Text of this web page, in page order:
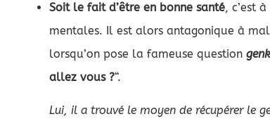
Soit le fait d’être en bonne santé, c’est
mentales. Il est alors antagonique à
lorsqu’on pose la fameuse question
allez vous ?“.
Lui, il a trouvé le moyen de récupérer le